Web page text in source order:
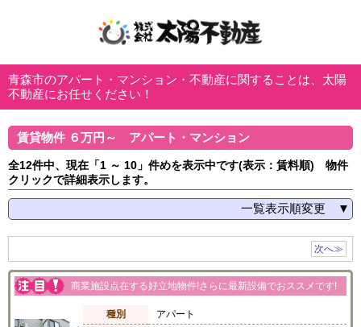
青森市のアパート・マンション・不動産に関することは、太陽
不動産にお任せください！
賃貸物件 ６万円～ アパート・マンション
全12件中、現在「1 ～ 10」件めを表示中です(表示：賃料順) 物件
クリックで詳細表示します。
一覧表示順変更 ▼
賃料順
築年月の新しい順
町名ごと
情報更新順
次へ≫
商業施設点在する好立地物件!さらに最新設備でおススメです!
種別
アパート